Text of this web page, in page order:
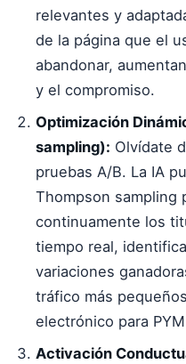
relevantes y
de la página que el
abandonar,
y el compromiso.
Optimización
sampling): Olvídate
pruebas A/B. La IA
Thompson sampling
continuamente los
tiempo real,
variaciones
tráfico más
electrónico para
Activación